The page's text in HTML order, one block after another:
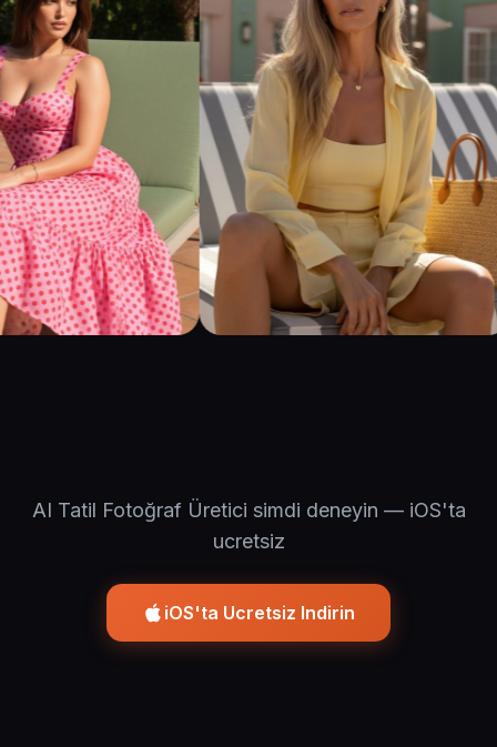
AI Tatil Fotoğraf Üretici simdi deneyin — iOS'ta
ucretsiz
iOS'ta Ucretsiz Indirin